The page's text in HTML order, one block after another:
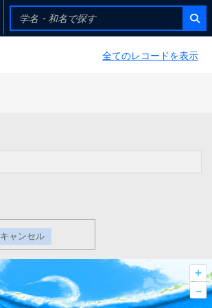
全てのレコードを表示
キャンセル
+
–